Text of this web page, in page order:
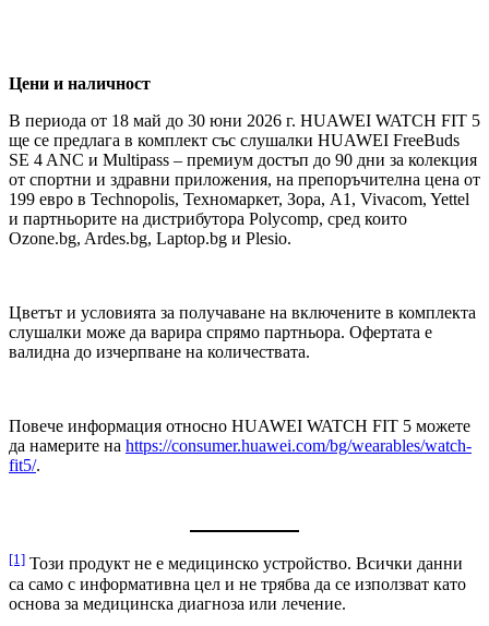
Цени и наличност
В периода от 18 май до 30 юни 2026 г. HUAWEI WATCH FIT 5
ще се предлага в комплект със слушалки HUAWEI FreeBuds
SE 4 ANC и Multipass – премиум достъп до 90 дни за колекция
от спортни и здравни приложения, на препоръчителна цена от
199 евро в Technopolis, Техномаркет, Зора, A1, Vivacom, Yettel
и партньорите на дистрибутора Polycomp, сред които
Ozone.bg, Ardes.bg, Laptop.bg и Plesio.
Цветът и условията за получаване на включените в комплекта
слушалки може да варира спрямо партньора. Офертата е
валидна до изчерпване на количествата.
Повече информация относно HUAWEI WATCH FIT 5 можете
да намерите на https://consumer.huawei.com/bg/wearables/watch-
fit5/.
[1] Този продукт не е медицинско устройство. Всички данни
са само с информативна цел и не трябва да се използват като
основа за медицинска диагноза или лечение.